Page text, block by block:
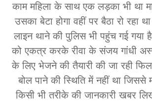
काम महिला के साथ एक लड़का भी था
उसका बेटा होगा वहीं पर बैठा रो रहा
लाइन थाने की पुलिस भी पहुंच गई गया
को एकत्र करके रीवा के संजय गांधी
के लिए भेजने की तैयारी की जा रही
बोल पाने की स्थिति में नहीं था जिससे
किसी भी तरीके की जानकारी खबर